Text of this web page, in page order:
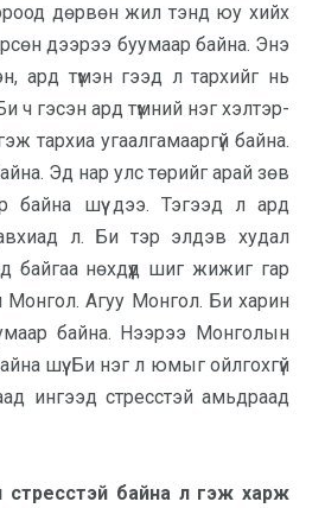
дөрвөн жил тэнд юу хийх
дээрээ буумаар байна. Энэ
ард түмэн гээд л тархийг нь
ч гэсэн ард түмний нэг хэл­тэр­
тархиа угаал­га­мааргүй байна.
Эд нар улс төрийг арай зөв
байна шүү дээ. Тэгээд л ард
л. Би тэр элдэв худал
нөхдүүд шиг жижиг гар
Монгол. Агуу Мон­гол. Би харин
байна. Нээрээ Монголын
шүү. Би нэг л юмыг ойлгохгүй
ин­гээд стресстэй амьдраад
стресстэй бай­на л гэж харж